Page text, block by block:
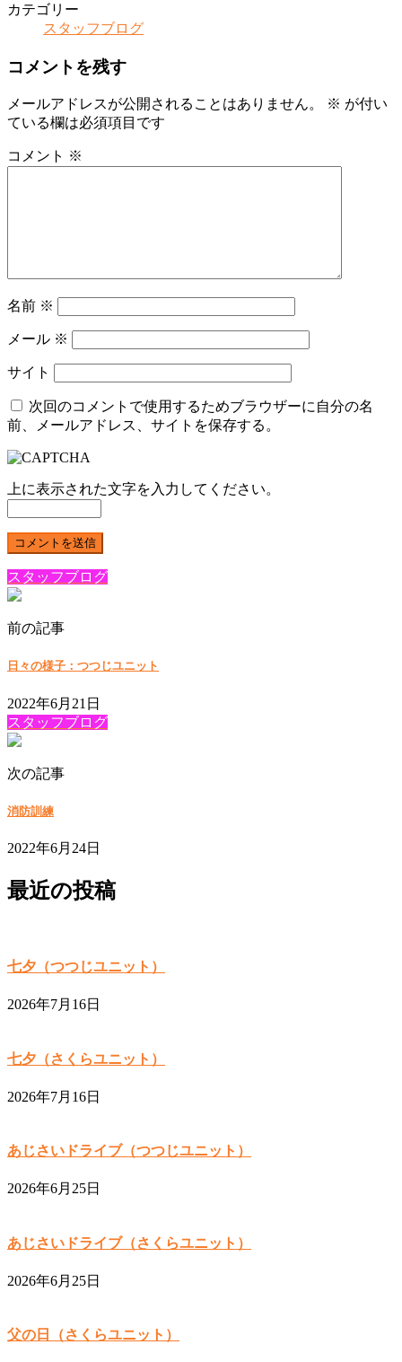
カテゴリー
スタッフブログ
コメントを残す
メールアドレスが公開されることはありません。 ※ が付い
ている欄は必須項目です
コメント ※
名前 ※
メール ※
サイト
次回のコメントで使用するためブラウザーに自分の名
前、メールアドレス、サイトを保存する。
上に表示された文字を入力してください。
スタッフブログ
前の記事
日々の様子：つつじユニット
2022年6月21日
スタッフブログ
次の記事
消防訓練
2022年6月24日
最近の投稿
七夕（つつじユニット）
2026年7月16日
七夕（さくらユニット）
2026年7月16日
あじさいドライブ（つつじユニット）
2026年6月25日
あじさいドライブ（さくらユニット）
2026年6月25日
父の日（さくらユニット）